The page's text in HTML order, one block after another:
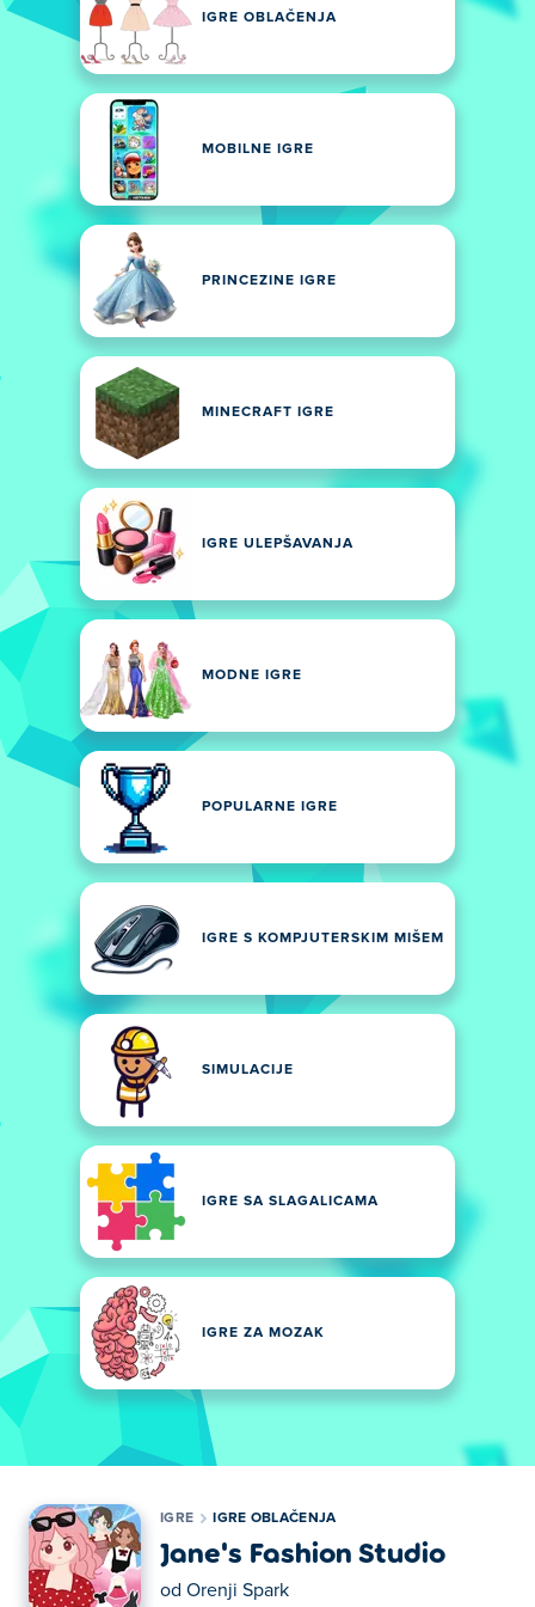
IGRE OBLAČENJA
MOBILNE IGRE
PRINCEZINE IGRE
MINECRAFT IGRE
IGRE ULEPŠAVANJA
MODNE IGRE
POPULARNE IGRE
IGRE S KOMPJUTERSKIM MIŠEM
SIMULACIJE
IGRE SA SLAGALICAMA
IGRE ZA MOZAK
IGRE IGRE OBLAČENJA
Jane's Fashion Studio
od Orenji Spark